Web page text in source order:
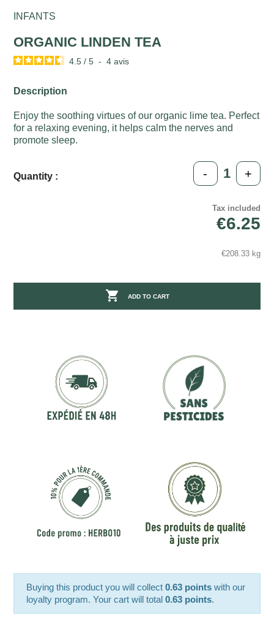
INFANTS
ORGANIC LINDEN TEA
4.5 / 5 - 4avis
Description
Enjoy the soothing virtues of our organic lime tea. Perfect
for a relaxing evening, it helps calm the nerves and
promote sleep.
Quantity : - +
Tax included
€6.25
€208.33 kg
 ADD TO CART
Buying this product you will collect0.63 points with our
loyalty program. Your cart will total0.63 points.